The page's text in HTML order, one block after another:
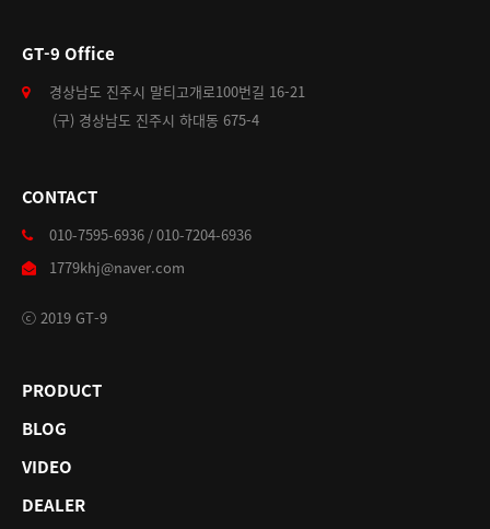
GT-9 Office
경상남도 진주시 말티고개로100번길 16-21
(구) 경상남도 진주시 하대동 675-4
CONTACT
010-7595-6936 / 010-7204-6936
1779khj@naver.com
ⓒ 2019 GT-9
PRODUCT
BLOG
VIDEO
DEALER